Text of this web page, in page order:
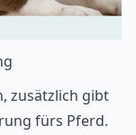
zusätzlich gibt
fürs Pferd.